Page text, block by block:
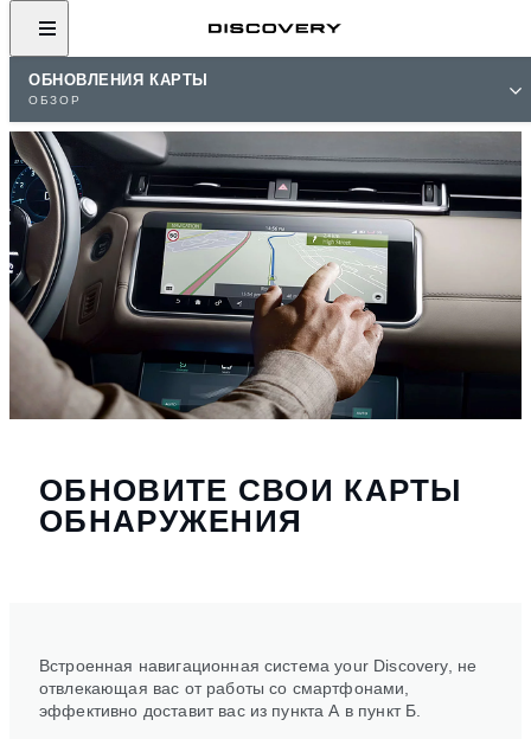
ОБНОВЛЕНИЯ КАРТЫ
ОБЗОР
ОБНОВИТЕ СВОИ КАРТЫ
ОБНАРУЖЕНИЯ
Встроенная навигационная система your Discovery, не
отвлекающая вас от работы со смартфонами,
эффективно доставит вас из пункта А в пункт Б.